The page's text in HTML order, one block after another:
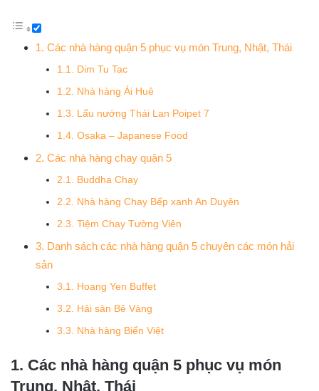
1. Các nhà hàng quận 5 phục vụ món Trung, Nhật, Thái
1.1. Dim Tu Tac
1.2. Nhà hàng Ái Huê
1.3. Lẩu nướng Thái Lan Poipet 7
1.4. Osaka – Japanese Food
2. Các nhà hàng chay quận 5
2.1. Buddha Chay
2.2. Nhà hàng Chay Bếp xanh An Duyên
2.3. Tiệm Chay Tường Viên
3. Danh sách các nhà hàng quận 5 chuyên các món hải
sản
3.1. Hoang Yen Buffet
3.2. Hải sản Bê Vàng
3.3. Nhà hàng Biển Việt
1. Các nhà hàng quận 5 phục vụ món
Trung, Nhật, Thái